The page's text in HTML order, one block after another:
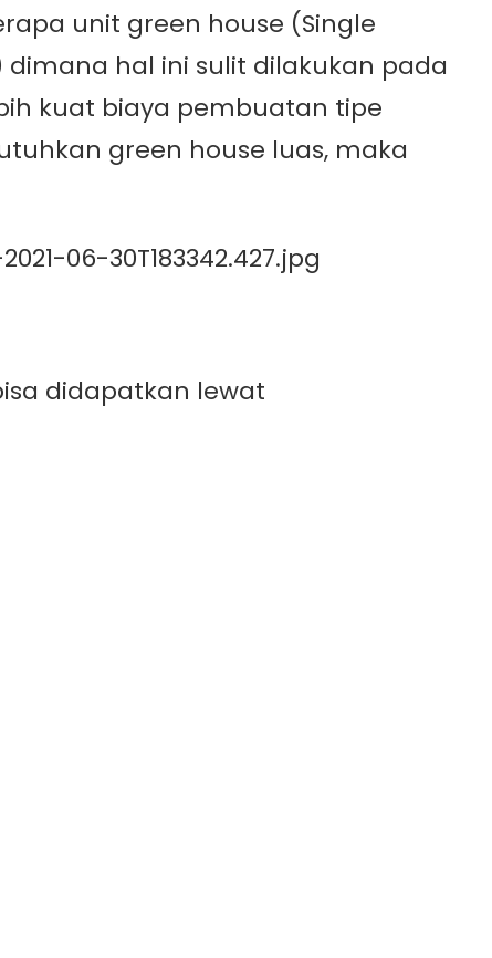
unit green house (Single
hal ini sulit dilakukan pada
kuat biaya pembuatan tipe
green house luas, maka
didapatkan lewat